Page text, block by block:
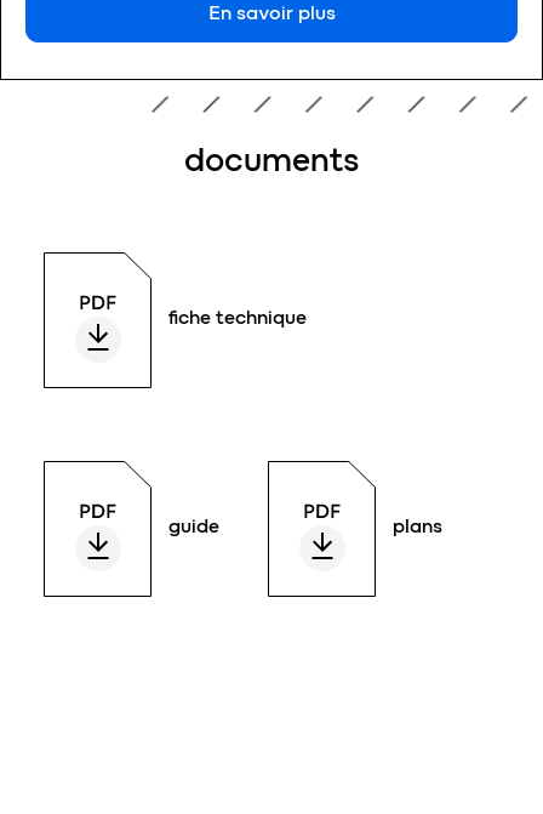
En savoir plus
documents
fiche technique
guide plans